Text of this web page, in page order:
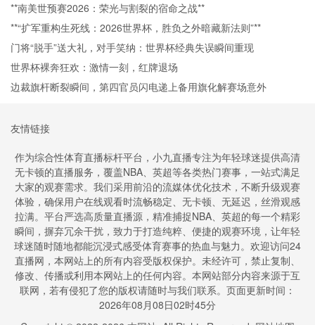
**南美世预赛2026：荣光与割裂的宿命之战**
**“扩军重构生死线：2026世界杯，胜负之外暗藏新法则”**
门将“脱手”送大礼，对手笑纳：世界杯经典失误瞬间重现
世界杯裸奔狂欢：激情一刻，红牌退场
边裁旗杆断裂瞬间，第四官员闪电递上备用旗化解赛场意外
友情链接
作为综合性体育直播标杆平台，小九直播专注为年轻球迷提供高清
无卡顿的直播服务，覆盖NBA、英超等各类热门赛事，一站式满足
大家的观赛需求。我们采用前沿的流媒体优化技术，不断升级观赛
体验，确保用户在线观看时流畅稳定、无卡顿、无延迟，丝滑观感
拉满。平台严选高质量直播源，精准捕捉NBA、英超的每一个精彩
瞬间，摒弃冗余干扰，致力于打造纯粹、便捷的观赛环境，让年轻
球迷随时随地都能沉浸式感受体育赛事的热血与魅力。欢迎访问24
直播网，本网站上的所有内容受版权保护。未经许可，禁止复制、
修改、传播或利用本网站上的任何内容。本网站部分内容来源于互
联网，若有侵犯了您的版权请随时与我们联系。页面更新时间：
2026年08月08日02时45分